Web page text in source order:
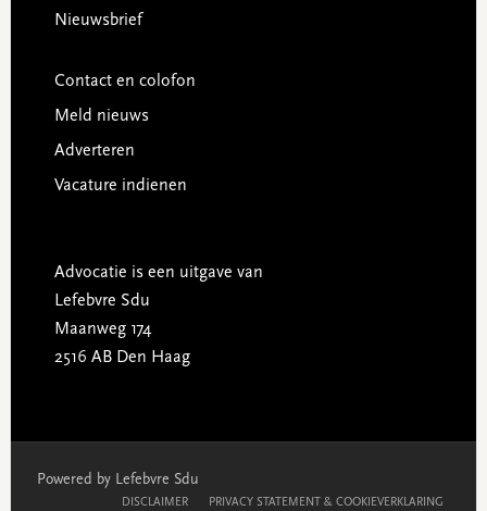
Nieuwsbrief
Contact en colofon
Meld nieuws
Adverteren
Vacature indienen
Advocatie is een uitgave van
Lefebvre Sdu
Maanweg 174
2516 AB Den Haag
Powered by Lefebvre Sdu
DISCLAIMER PRIVACY STATEMENT & COOKIEVERKLARING